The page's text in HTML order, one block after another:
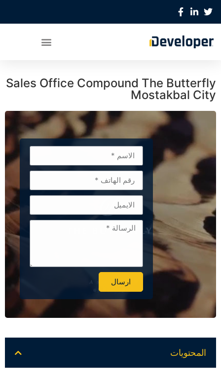
Sales Office Compound The Butterfly
Mostakbal City
ارسال
Alternative:
المحتويات